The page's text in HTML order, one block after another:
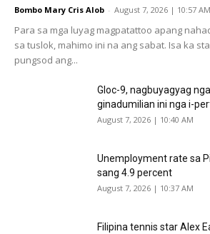
Bombo Mary Cris Alob - August 7, 2026 | 10:57 AM
Para sa mga luyag magpatattoo apang
sa tuslok, mahimo ini na ang sabat. Isa ka
pungsod ang...
Gloc-9, nagbuyagyag
ginadumilian ini nga i-
August 7, 2026 | 10:40 AM
Unemployment rate sa
sang 4.9 percent
August 7, 2026 | 10:37 AM
Filipina tennis star Alex